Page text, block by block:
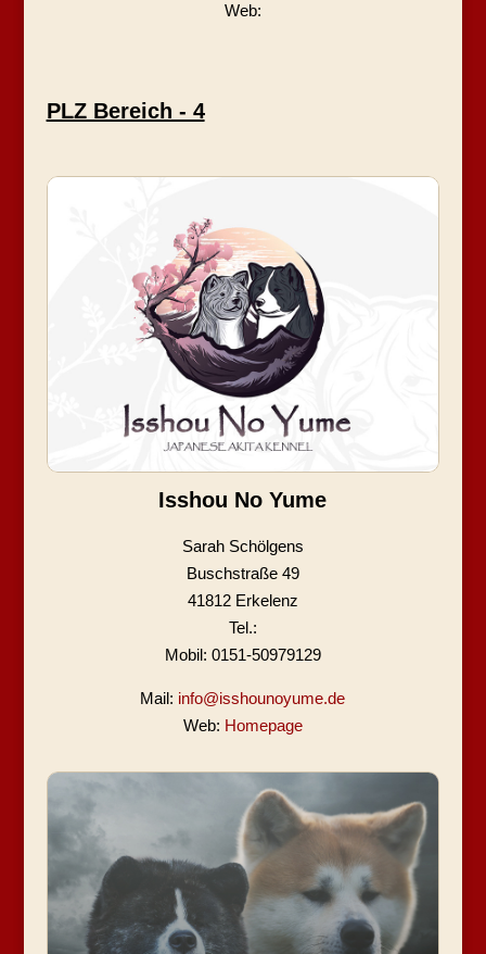
Web:
PLZ Bereich - 4
Isshou No Yume
Sarah Schölgens
Buschstraße 49
41812 Erkelenz
Tel.:
Mobil: 0151-50979129
Mail: info@isshounoyume.de
Web: Homepage